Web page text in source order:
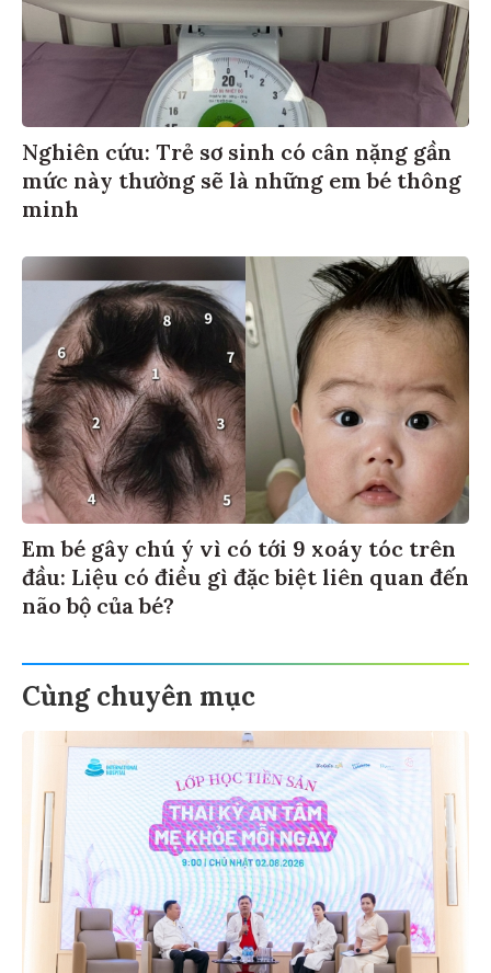
Nghiên cứu: Trẻ sơ sinh có cân nặng gần
mức này thường sẽ là những em bé thông
minh
Em bé gây chú ý vì có tới 9 xoáy tóc trên
đầu: Liệu có điều gì đặc biệt liên quan đến
não bộ của bé?
Cùng chuyên mục